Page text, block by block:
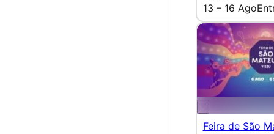
13 – 16 Ago
Feira de São